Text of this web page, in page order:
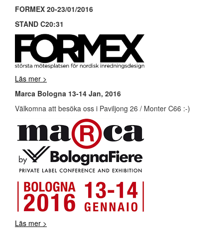
FORMEX 20-23/01/2016
STAND C20:31
Läs mer >
Marca Bologna 13-14 Jan, 2016
Välkomna att besöka oss i Paviljong 26 / Monter C66 :-)
Läs mer >